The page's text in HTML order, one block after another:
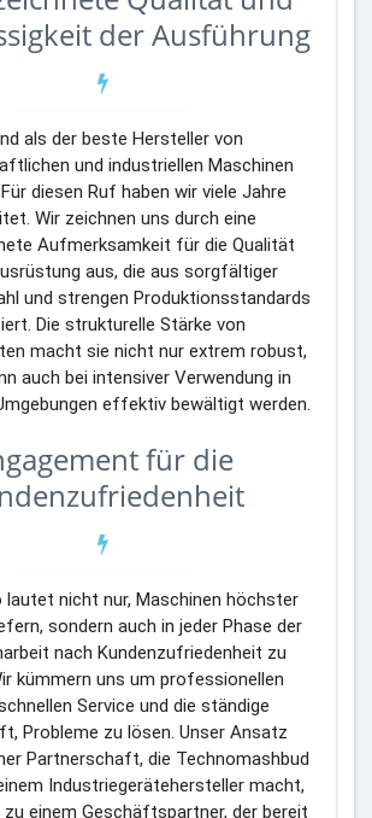
der Ausführung
als der beste Hersteller von
und industriellen Maschinen
diesen Ruf haben wir viele Jahre
Wir zeichnen uns durch eine
Aufmerksamkeit für die Qualität
aus, die aus sorgfältiger
und strengen Produktionsstandards
Die strukturelle Stärke von
macht sie nicht nur extrem robust,
auch bei intensiver Verwendung in
effektiv bewältigt werden.
für die
nicht nur, Maschinen höchster
sondern auch in jeder Phase der
nach Kundenzufriedenheit zu
kümmern uns um professionellen
Service und die ständige
Probleme zu lösen. Unser Ansatz
Partnerschaft, die Technomashbud
Industriegerätehersteller macht,
einem Geschäftspartner, der bereit